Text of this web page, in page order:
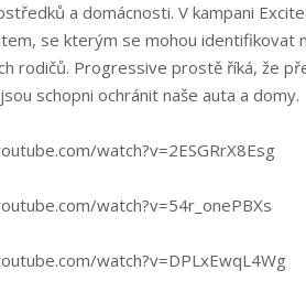
a domácnosti. V kampani
se kterým se mohou identifikovat
rodičů. Progressive prostě říká, že
schopni ochránit naše auta a domy.
watch?v=2ESGRrX8Esg
watch?v=54r_onePBXs
watch?v=DPLxEwqL4Wg